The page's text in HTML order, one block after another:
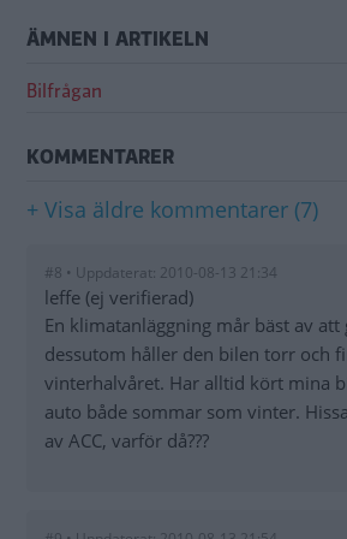
ÄMNEN I ARTIKELN
Bilfrågan
KOMMENTARER
+ Visa äldre kommentarer (7)
#8 • Uppdaterat: 2010-08-13 21:34
leffe (ej verifierad)
En klimatanläggning mår bäst av att
dessutom håller den bilen torr och
vinterhalvåret. Har alltid kört mina
auto både sommar som vinter.
av ACC, varför då???